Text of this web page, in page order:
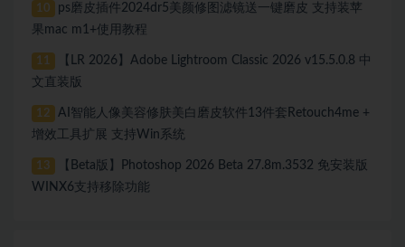
10
ps磨皮插件2024dr5美颜修图滤镜送一键磨皮 支持装苹
果mac m1+使用教程
11
【LR 2026】Adobe Lightroom Classic 2026 v15.5.0.8 中
文直装版
12
AI智能人像美容修肤美白磨皮软件13件套Retouch4me +
增效工具扩展 支持Win系统
13
【Beta版】Photoshop 2026 Beta 27.8m.3532 免安装版
WINX6支持移除功能